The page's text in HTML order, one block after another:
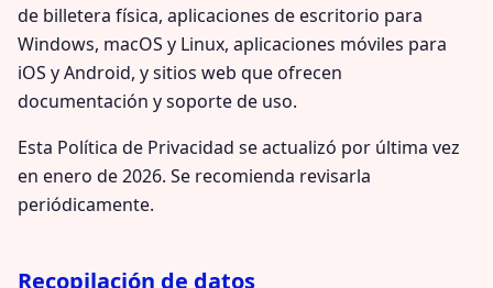
de billetera física, aplicaciones de escritorio para
Windows, macOS y Linux, aplicaciones móviles para
iOS y Android, y sitios web que ofrecen
documentación y soporte de uso.
Esta Política de Privacidad se actualizó por última vez
en enero de 2026. Se recomienda revisarla
periódicamente.
Recopilación de datos